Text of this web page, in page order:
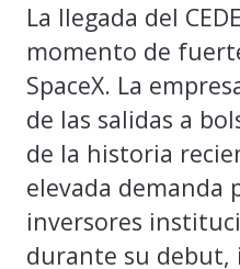
La llegada del
momento de
SpaceX. La
de las salidas a
de la historia
elevada demanda
inversores
durante su debut,